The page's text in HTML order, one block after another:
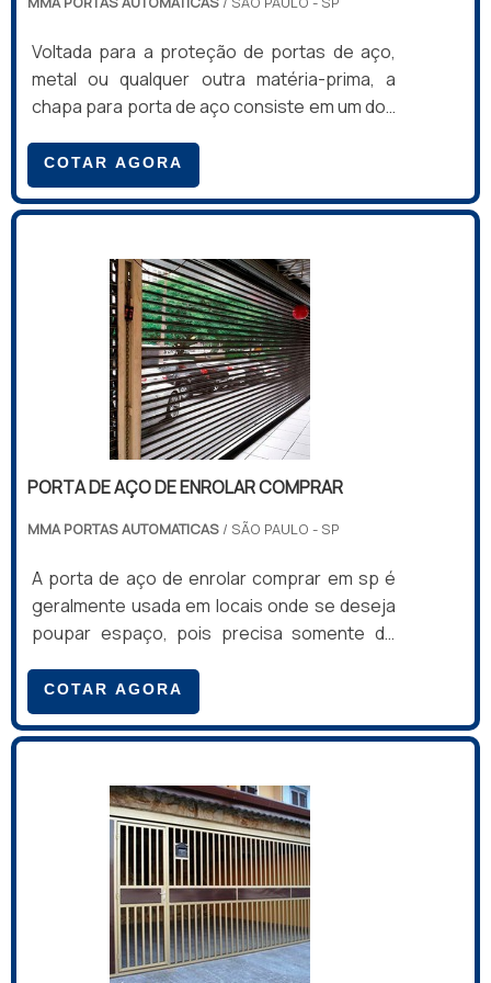
Voltada para a proteção de portas de aço,
metal ou qualquer outra matéria-prima, a
chapa para porta de aço consiste em um dos
presença em residências ou até comércios,
por oferecer mais segurança e
privacidade.INFORMAÇÕES TÉCNICAS DAS
porta é normalmente acompanhada dos
seguintes elementos: Parafusos em aço
Entre outros. Não enferrujar representa uma
das mais valoriza.
COTAR AGORA
PORTA DE AÇO DE ENROLAR COMPRAR
MMA PORTAS AUTOMATICAS / SÃO PAULO - SP
A porta de aço de enrolar comprar em sp é
geralmente usada em locais onde se deseja
poupar espaço, pois precisa somente de
onde toda porta fica enrolada quando está
aberta. Produzida em aço galvanizado, é
perfeita para indústrias, comércios e muito
de porta de aço tem sido cada vez mais
utilizada em galpões industriais substituindo
os portões articulados de difícil abertura e
proporcionando muito mais pratici.
COTAR AGORA